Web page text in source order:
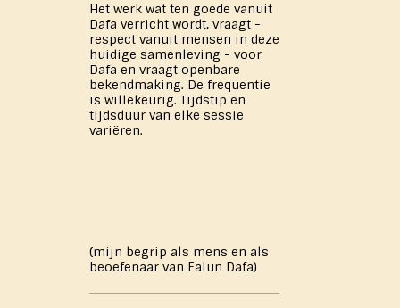
Het werk wat ten goede vanuit
Dafa verricht wordt, vraagt -
respect vanuit mensen in deze
huidige samenleving - voor
Dafa en vraagt openbare
bekendmaking. De frequentie
is willekeurig. Tijdstip en
tijdsduur van elke sessie
variëren.
(mijn begrip als mens en als
beoefenaar van Falun Dafa)